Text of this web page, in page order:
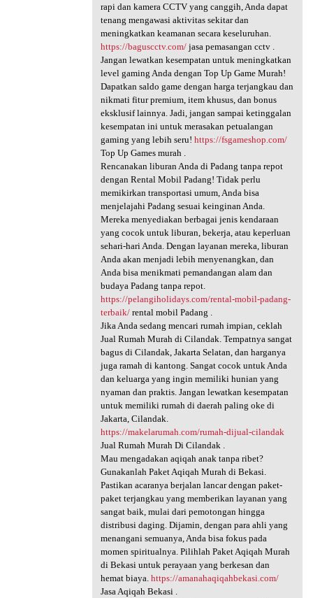
rapi dan kamera CCTV yang canggih, Anda dapat
tenang mengawasi aktivitas sekitar dan
meningkatkan keamanan secara keseluruhan.
https://baguscctv.com/jasa pemasangan cctv .
Jangan lewatkan kesempatan untuk meningkatkan
level gaming Anda dengan Top Up Game Murah!
Dapatkan saldo game dengan harga terjangkau dan
nikmati fitur premium, item khusus, dan bonus
eksklusif lainnya. Jadi, jangan sampai ketinggalan
kesempatan ini untuk merasakan petualangan
gaming yang lebih seru! https://fsgameshop.com/
Top Up Games murah .
Rencanakan liburan Anda di Padang tanpa repot
dengan Rental Mobil Padang! Tidak perlu
memikirkan transportasi umum, Anda bisa
menjelajahi Padang sesuai keinginan Anda.
Mereka menyediakan berbagai jenis kendaraan
yang cocok untuk liburan, bekerja, atau keperluan
sehari-hari Anda. Dengan layanan mereka, liburan
Anda akan menjadi lebih menyenangkan, dan
Anda bisa menikmati pemandangan alam dan
budaya Padang tanpa repot.
https://pelangiholidays.com/rental-mobil-padang-
terbaik/rental mobil Padang .
Jika Anda sedang mencari rumah impian, ceklah
Jual Rumah Murah di Cilandak. Tempatnya sangat
bagus di Cilandak, Jakarta Selatan, dan harganya
juga ramah di kantong. Sangat cocok untuk Anda
dan keluarga yang ingin memiliki hunian yang
nyaman dan praktis. Jangan lewatkan kesempatan
untuk memiliki rumah di daerah paling oke di
Jakarta, Cilandak.
https://makelarumah.com/rumah-dijual-cilandak
Jual Rumah Murah Di Cilandak .
Mau mengadakan aqiqah anak tanpa ribet?
Gunakanlah Paket Aqiqah Murah di Bekasi.
Pastikan acaranya berjalan lancar dengan paket-
paket terjangkau yang memberikan layanan yang
sangat baik, mulai dari pemotongan hingga
distribusi daging. Dijamin, dengan para ahli yang
menangani semuanya, Anda bisa fokus pada
momen spiritualnya. Pilihlah Paket Aqiqah Murah
di Bekasi untuk perayaan yang berkesan dan
hemat biaya. https://amanahaqiqahbekasi.com/
Jasa Aqiqah Bekasi .